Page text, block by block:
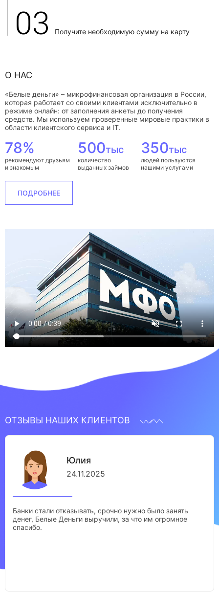
03 Получите необходимую сумму на карту
О НАС
«Белые деньги» – микрофинансовая организация в России,
которая работает со своими клиентами исключительно в
режиме онлайн: от заполнения анкеты до получения
средств. Мы используем проверенные мировые практики в
области клиентского сервиса и IT.
78%
рекомендуют друзьям
и знакомым
500тыс
количество
выданных займов
350тыс
людей пользуются
нашими услугами
ПОДРОБНЕЕ
ОТЗЫВЫ НАШИХ КЛИЕНТОВ
Юлия
24.11.2025
Банки стали отказывать, срочно нужно было занять
денег, Белые Деньги выручили, за что им огромное
спасибо.